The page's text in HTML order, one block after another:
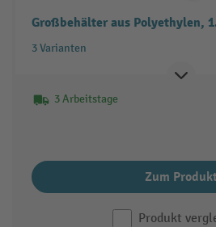
Großbehälter aus Polyethylen,
3 Varianten
3 Arbeitstage
Zum
Produkt